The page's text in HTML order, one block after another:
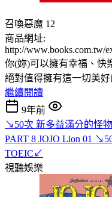
召喚惡魔 12
商品網址:
http://www.books.com.tw/
你(妳)可以擁有幸福、快
絕對值得擁有這一切美好
繼續閱讀
9年前
↘50次 新多益滿分的怪
PART 8 JOJO Lion 01
TOEIC↙
視聽娛樂